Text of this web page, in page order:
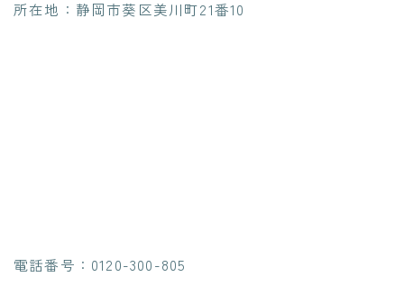
所在地：静岡市葵区美川町21番10
電話番号：0120-300-805